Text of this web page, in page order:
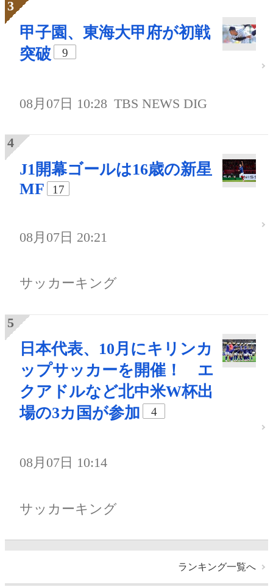
甲子園、東海大甲府が初戦
突破
9
08月07日 10:28 TBS NEWS DIG
J1開幕ゴールは16歳の新星
MF
17
08月07日 20:21
サッカーキング
日本代表、10月にキリンカ
ップサッカーを開催！ エ
クアドルなど北中米W杯出
場の3カ国が参加
4
08月07日 10:14
サッカーキング
ランキング一覧へ